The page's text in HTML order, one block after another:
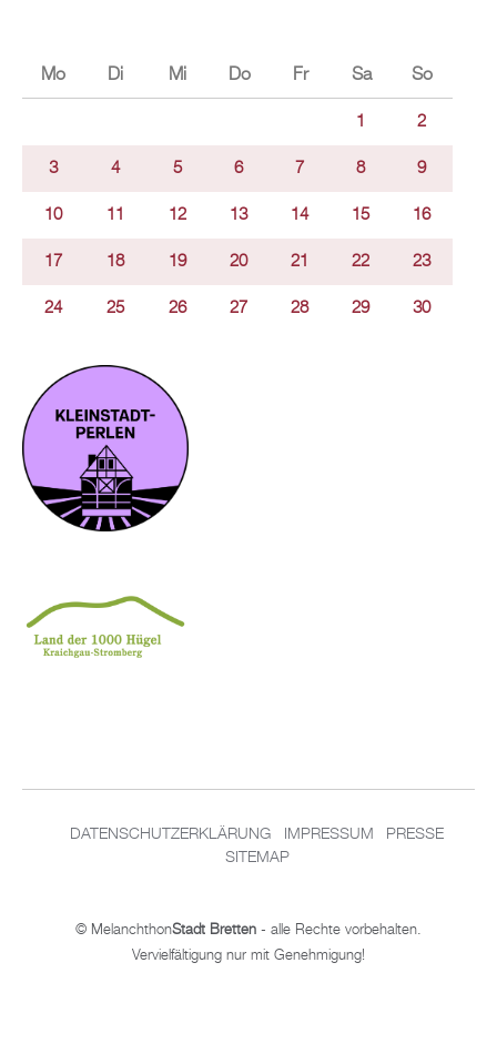
Mo Di Mi Do Fr Sa So
1 2
3 4 5 6 7 8 9
10 11 12 13 14 15 16
17 18 19 20 21 22 23
24 25 26 27 28 29 30
DATENSCHUTZERKLÄRUNG IMPRESSUM
PRESSE
SITEMAP
© MelanchthonStadt Bretten - alle Rechte vorbehalten.
Vervielfältigung nur mit Genehmigung!